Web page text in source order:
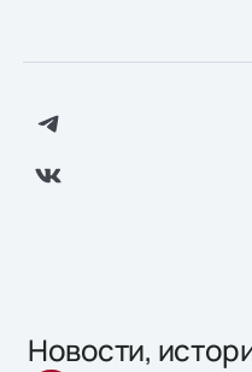
Новости,